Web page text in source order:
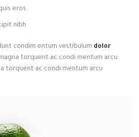
eros.
nibh.
condim entum vestibulum dolor
torquent ac condi mentum arcu
torquent ac condi mentum arcu